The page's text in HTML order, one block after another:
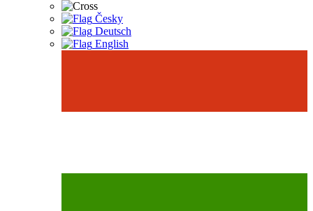
Česky
Deutsch
English